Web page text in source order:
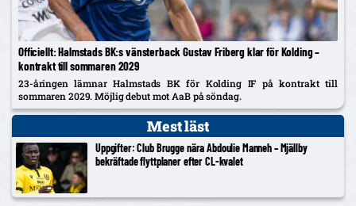
Officiellt: Halmstads BK:s vänsterback Gustav Friberg klar för Kolding –
kontrakt till sommaren 2029
23-åringen lämnar Halmstads BK för Kolding IF på kontrakt till
sommaren 2029. Möjlig debut mot AaB på söndag.
Mest läst
Uppgifter: Club Brugge nära Abdoulie Manneh – Mjällby
bekräftade flyttplaner efter CL-kvalet